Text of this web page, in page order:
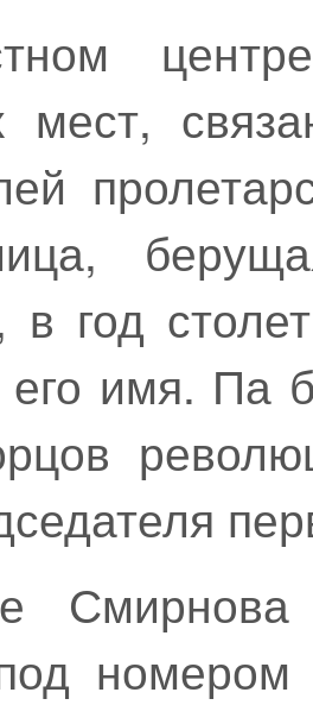
мест,
в год
имя. Па
Смирнова